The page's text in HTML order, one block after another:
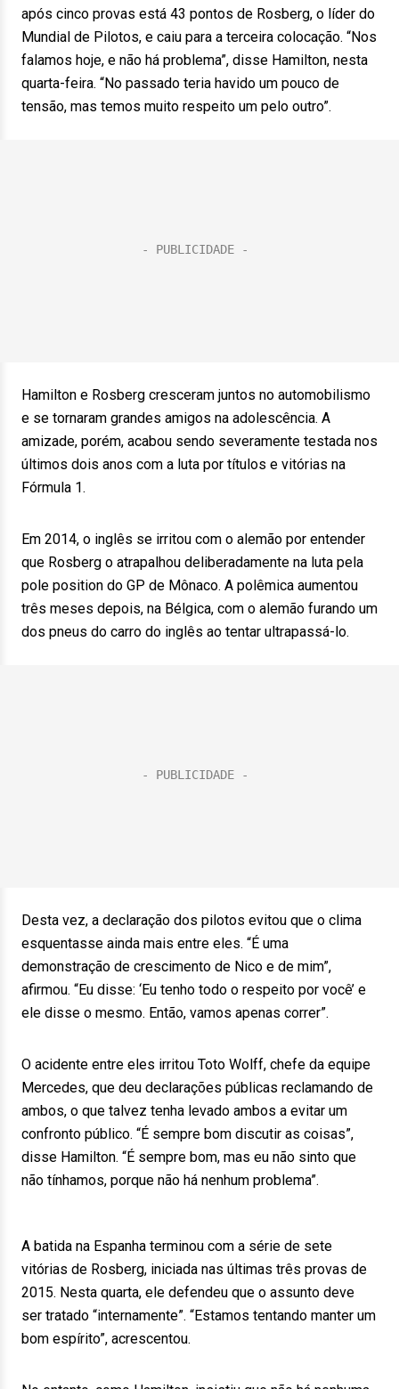
após cinco provas está 43 pontos de Rosberg, o líder do
Mundial de Pilotos, e caiu para a terceira colocação. “Nos
falamos hoje, e não há problema”, disse Hamilton, nesta
quarta-feira. “No passado teria havido um pouco de
tensão, mas temos muito respeito um pelo outro”.
Hamilton e Rosberg cresceram juntos no automobilismo
e se tornaram grandes amigos na adolescência. A
amizade, porém, acabou sendo severamente testada nos
últimos dois anos com a luta por títulos e vitórias na
Fórmula 1.
Em 2014, o inglês se irritou com o alemão por entender
que Rosberg o atrapalhou deliberadamente na luta pela
pole position do GP de Mônaco. A polêmica aumentou
três meses depois, na Bélgica, com o alemão furando um
dos pneus do carro do inglês ao tentar ultrapassá-lo.
Desta vez, a declaração dos pilotos evitou que o clima
esquentasse ainda mais entre eles. “É uma
demonstração de crescimento de Nico e de mim”,
afirmou. “Eu disse: ‘Eu tenho todo o respeito por você’ e
ele disse o mesmo. Então, vamos apenas correr”.
O acidente entre eles irritou Toto Wolff, chefe da equipe
Mercedes, que deu declarações públicas reclamando de
ambos, o que talvez tenha levado ambos a evitar um
confronto público. “É sempre bom discutir as coisas”,
disse Hamilton. “É sempre bom, mas eu não sinto que
não tínhamos, porque não há nenhum problema”.
A batida na Espanha terminou com a série de sete
vitórias de Rosberg, iniciada nas últimas três provas de
2015. Nesta quarta, ele defendeu que o assunto deve
ser tratado “internamente”. “Estamos tentando manter um
bom espírito”, acrescentou.